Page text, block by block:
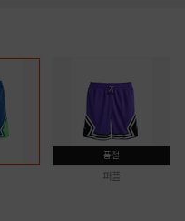
품절
퍼플